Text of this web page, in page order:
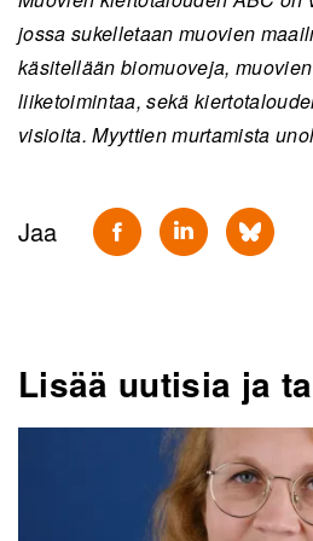
jossa sukelletaan muovien
käsitellään biomuoveja,
liiketoimintaa, sekä
visioita. Myyttien murtamista
Jaa
Lisää uutisia ja